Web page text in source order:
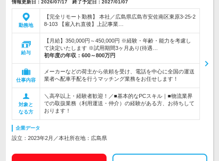
情報更新日：2026/07/17 終了予定日：2027/01/07
勤務地
【完全リモート勤務】 本社／広島県広島市安佐南区東原3-25-2
8-103 【雇入れ直後】上記事業…
給与
【月給】350,000円～450,000円 ※経験・年齢・能力を考慮し
て決定いたします ※試用期間3ヶ月あり(待遇…
初年度の年収： 600～800万円
仕事内容
メーカーなどの荷主から依頼を受け、電話を中心に全国の運送
業者へ配車手配を行うマッチング業務をお任せします！
対象と
なる方
＼高卒以上・経験者歓迎！／■基本的なPCスキル｜■物流業界
での取扱業務（利用運送・仲介）の経験がある方、お待ちして
おります！
企業データ
設立：2023年2月／本社所在地：広島県